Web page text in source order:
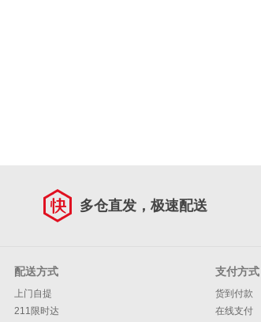
多仓直发，极速配送
配送方式
上门自提
211限时达
支付方式
货到付款
在线支付